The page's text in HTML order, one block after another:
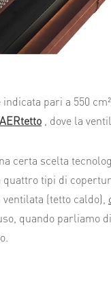
pari a 550
, dove la
certa scelta
tipi di
(tetto caldo),
quando parliamo